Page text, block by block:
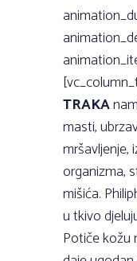
TRAKA
masti,
mršavljenje,
organizma,
mišića.
u tkivo
Potiče kožu